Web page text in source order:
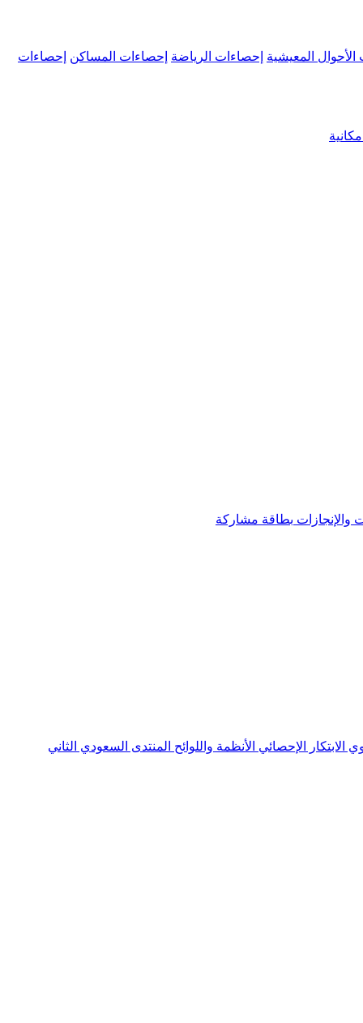
الأحوال المعيشية إحصاءات الرياضة إحصاءات المساكن إحصاءات
والإنجازات بطاقة مشاركة
الابتكار الإحصائي الأنظمة واللوائح المنتدى السعودي الثاني